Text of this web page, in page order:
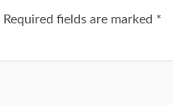
Required fields are marked *